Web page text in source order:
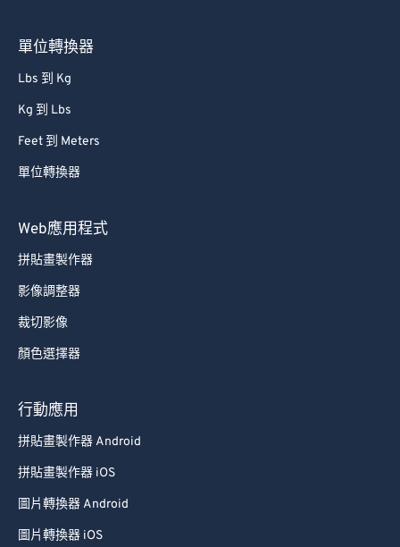
單位轉換器
Lbs 到 Kg
Kg 到 Lbs
Feet 到 Meters
單位轉換器
Web應用程式
拼貼畫製作器
影像調整器
裁切影像
顏色選擇器
行動應用
拼貼畫製作器 Android
拼貼畫製作器 iOS
圖片轉換器 Android
圖片轉換器 iOS